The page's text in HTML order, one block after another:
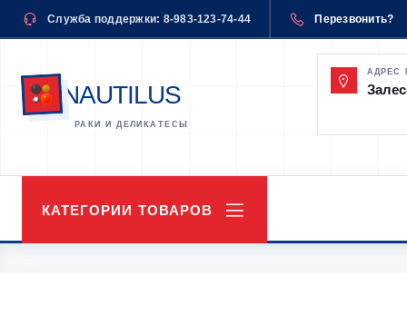
Служба поддержки: 8-983-123-74-44 Перезвонить?
NAUTILUS
АДРЕС
КАТЕГОРИИ ТОВАРОВ